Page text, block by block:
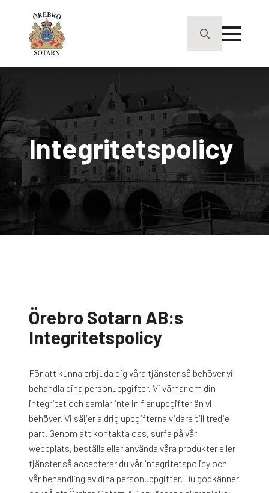
Integritetspolicy
Örebro Sotarn AB:s
Integritetspolicy
För att kunna erbjuda dig våra tjänster så behöver vi
behandla dina personuppgifter. Vi värnar om din
integritet och samlar inte in fler uppgifter än vi
behöver. Vi säljer aldrig uppgifterna vidare till tredje
part. Genom att kontakta oss, surfa på vår
webbplats, beställa eller använda våra produkter eller
tjänster så accepterar du vår integritetspolicy och
vår behandling av dina personuppgifter. Du godkänner